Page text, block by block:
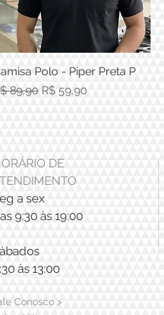
Visualização rápida
Polo - Piper Preta P
normal
89,90 Preço promocional
R$ 59,90
DE
a sex
9:30 às 19:00
às 13:00
Conosco >